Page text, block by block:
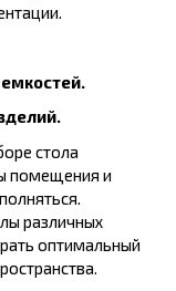
стола
помещения и
различных
оптимальный